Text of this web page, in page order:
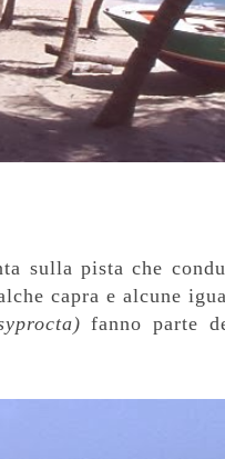
sulla pista che
capra e alcune
fanno parte